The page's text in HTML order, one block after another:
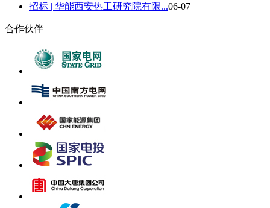
招标 | 华能西安热工研究院有限...06-07
合作伙伴